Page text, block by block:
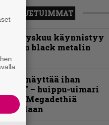
LUETUIMMAT
syyskuu käynnistyy
black metalin
näyttää ihan
– huippu-uimari
Megadethiä